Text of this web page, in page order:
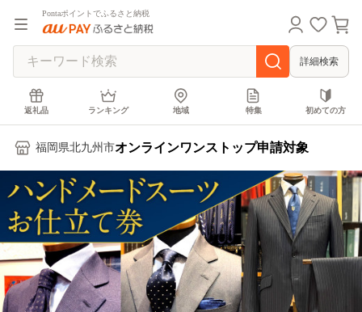
Pontaポイントでふるさと納税
詳細検索
返礼品 ランキング 地域 特集 初めての方
福岡県北九州市オンラインワンストップ申請対象